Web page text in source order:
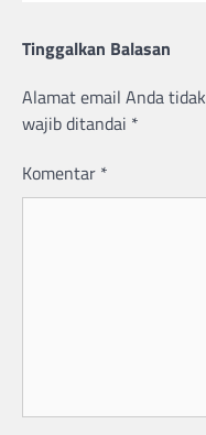
Tinggalkan Balasan
Alamat email Anda
wajib ditandai *
Komentar *